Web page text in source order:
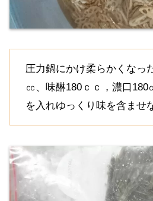
圧力鍋にかけ柔らかくなっ
㏄、味醂180ｃｃ，濃口
を入れゆっくり味を含ませ